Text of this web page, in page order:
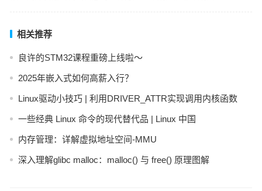
相关推荐
良许的STM32课程重磅上线啦～
2025年嵌入式如何高薪入行？
Linux驱动小技巧 | 利用DRIVER_ATTR实现调用内核函数
一些经典 Linux 命令的现代替代品 | Linux 中国
内存管理：详解虚拟地址空间-MMU
深入理解glibc malloc：malloc() 与 free() 原理图解